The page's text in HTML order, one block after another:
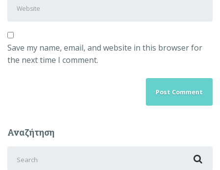
Save my name, email, and website in this browser for
the next time I comment.
Αναζήτηση
for: